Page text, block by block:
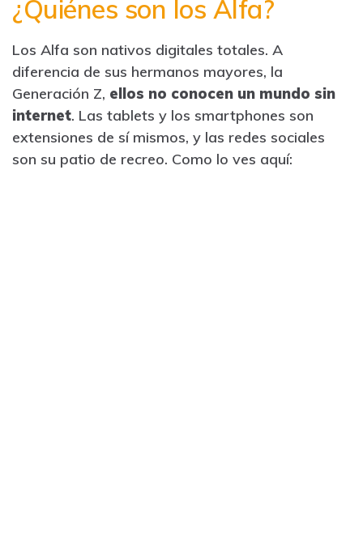
¿Quiénes son los Alfa?
Los Alfa son nativos digitales totales. A
diferencia de sus hermanos mayores, la
Generación Z, ellos no conocen un mundo sin
internet. Las tablets y los smartphones son
extensiones de sí mismos, y las redes sociales
son su patio de recreo. Como lo ves aquí: